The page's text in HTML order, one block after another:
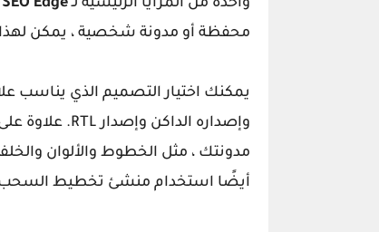
واحدة من المزايا الرئيسية لـSEO Edge
محفظة أو مدونة شخصية ، يمكن لهذا
يمكنك اختيار التصميم الذي يناسب
وإصداره الداكن وإصدار RTL. علاوة على ذلك ، يتيح لك
مدونتك ، مثل الخطوط والألوان
أيضًا استخدام منشئ تخطيط السحب